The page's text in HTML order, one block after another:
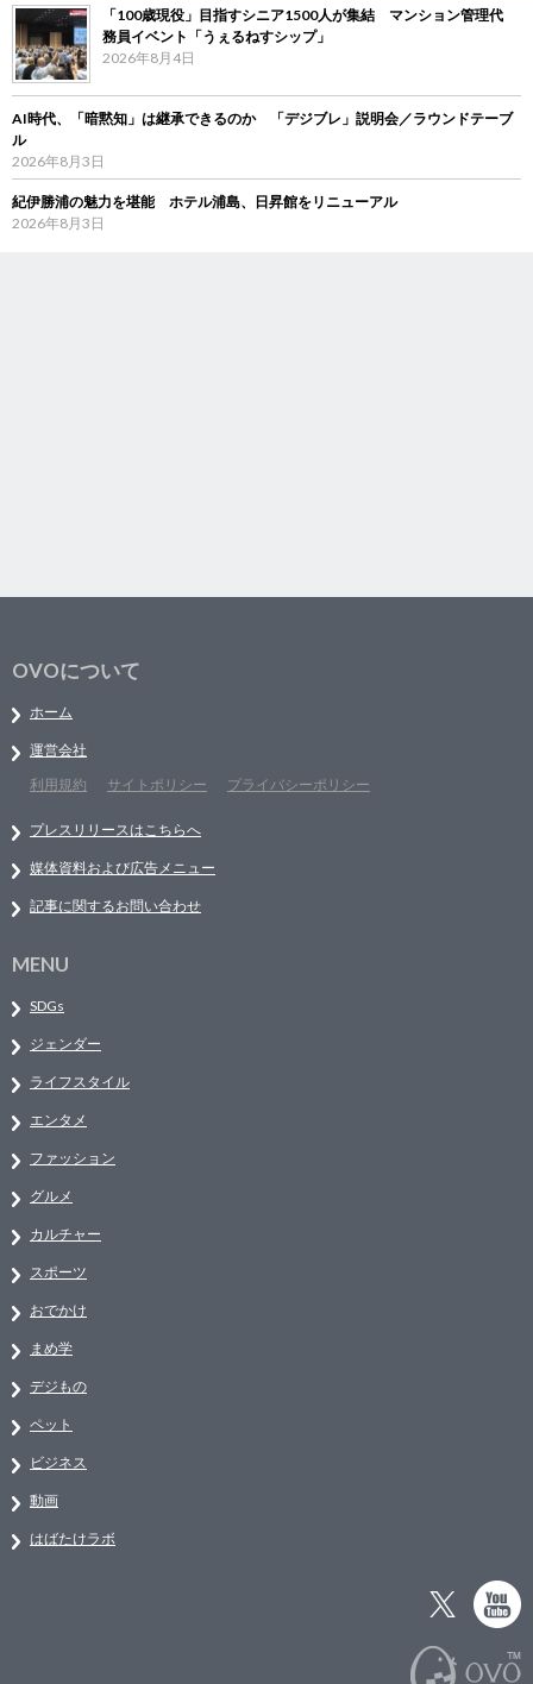
「100歳現役」目指すシニア1500人が集結 マンション管理代
務員イベント「うぇるねすシップ」
2026年8月4日
AI時代、「暗黙知」は継承できるのか 「デジブレ」説明会／ラウンドテーブ
ル
2026年8月3日
紀伊勝浦の魅力を堪能 ホテル浦島、日昇館をリニューアル
2026年8月3日
OVOについて
ホーム
運営会社
利用規約
サイトポリシー プライバシーポリシー
プレスリリースはこちらへ
媒体資料および広告メニュー
記事に関するお問い合わせ
MENU
SDGs
ジェンダー
ライフスタイル
エンタメ
ファッション
グルメ
カルチャー
スポーツ
おでかけ
まめ学
デジもの
ペット
ビジネス
動画
はばたけラボ